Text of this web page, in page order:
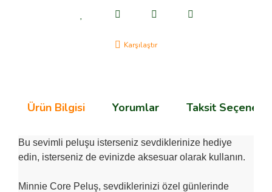
Karşılaştır
Ürün Bilgisi Yorumlar Taksit
Bu sevimli peluşu isterseniz sevdiklerinize hediye
edin, isterseniz de evinizde aksesuar olarak kullanın.
Minnie Core Peluş, sevdiklerinizi özel günlerinde